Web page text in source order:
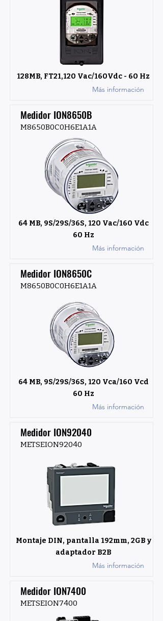
128MB, FT21,120 Vac/160Vdc - 60 Hz
Más información
Medidor ION8650B
M8650B0C0H6E1A1A
64 MB, 9S/29S/36S, 120 Vac/160 Vdc
60 Hz
Más información
Medidor ION8650C
M8650B0C0H6E1A1A
64 MB, 9S/29S/36S, 120 Vca/160 Vcd
60 Hz
Más información
Medidor ION92040
METSEION92040
Montaje DIN, pantalla 192mm, 2GB y
adaptador B2B
Más información
Medidor ION7400
METSEION7400